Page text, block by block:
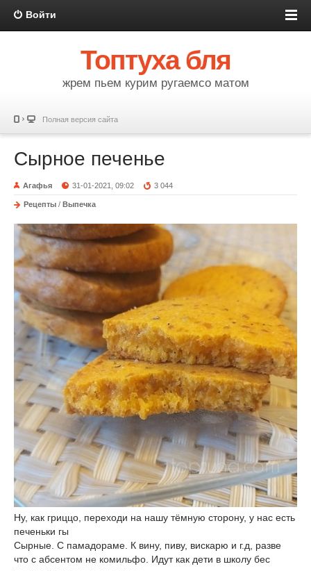
Войти
Топтуха бля
жрем пьем курим ругаемсо матом
Полная версия сайта
Сырное печенье
Агафья 31-01-2021, 09:02 3 044
Рецепты / Выпечка
Ну, как гриццо, переходи на нашу тёмную сторону, у нас есть
печеньки гы
Сырные. С памадораме. К вину, пиву, вискарю и г.д, разве
что с абсентом не комильфо. Идут как дети в школу бес